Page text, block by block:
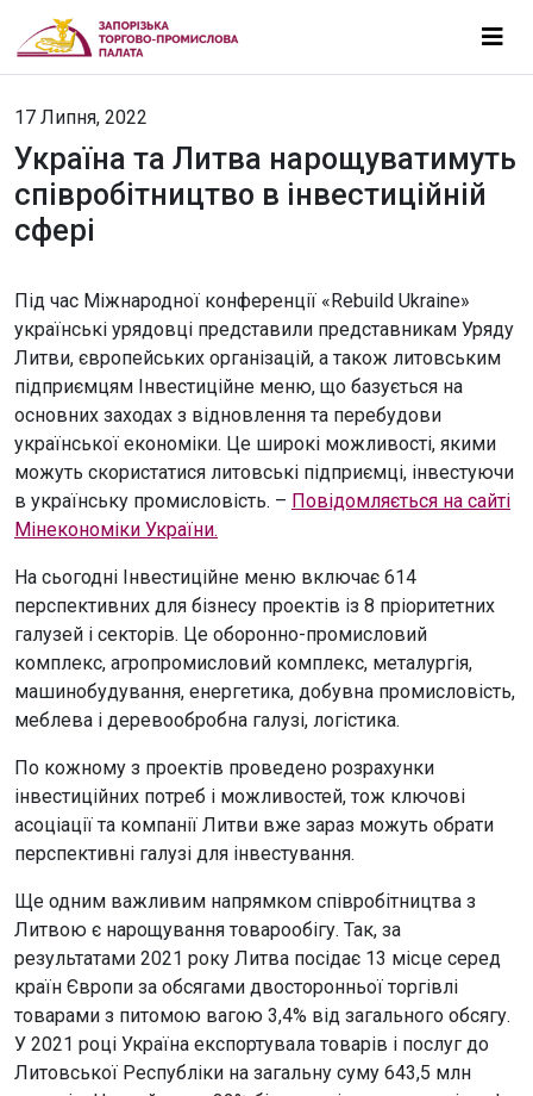
17 Липня, 2022
Україна та Литва нарощуватимуть
співробітництво в інвестиційній
сфері
Під час Міжнародної конференції «Rebuild Ukraine»
українські урядовці представили представникам Уряду
Литви, європейських організацій, а також литовським
підприємцям Інвестиційне меню, що базується на
основних заходах з відновлення та перебудови
української економіки. Це широкі можливості, якими
можуть скористатися литовські підприємці, інвестуючи
в українську промисловість. – Повідомляється на сайті
Мінекономіки України.
На сьогодні Інвестиційне меню включає 614
перспективних для бізнесу проектів із 8 пріоритетних
галузей і секторів. Це оборонно-промисловий
комплекс, агропромисловий комплекс, металургія,
машинобудування, енергетика, добувна промисловість,
меблева і деревообробна галузі, логістика.
По кожному з проектів проведено розрахунки
інвестиційних потреб і можливостей, тож ключові
асоціації та компанії Литви вже зараз можуть обрати
перспективні галузі для інвестування.
Ще одним важливим напрямком співробітництва з
Литвою є нарощування товарообігу. Так, за
результатами 2021 року Литва посідає 13 місце серед
країн Європи за обсягами двосторонньої торгівлі
товарами з питомою вагою 3,4% від загального обсягу.
У 2021 році Україна експортувала товарів і послуг до
Литовської Республіки на загальну суму 643,5 млн